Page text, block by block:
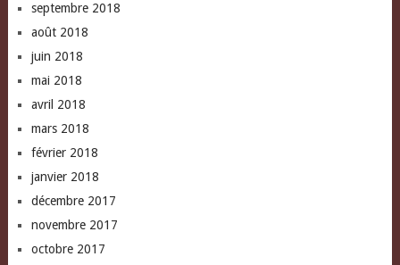
septembre 2018
août 2018
juin 2018
mai 2018
avril 2018
mars 2018
février 2018
janvier 2018
décembre 2017
novembre 2017
octobre 2017